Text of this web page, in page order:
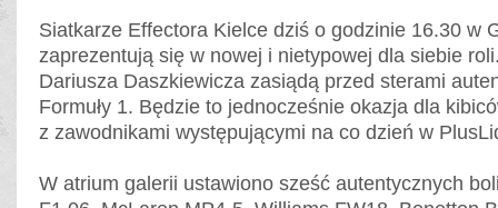
Siatkarze Effectora Kielce dziś o godzinie 16.30 w
zaprezentują się w nowej i nietypowej dla siebie
Dariusza Daszkiewicza zasiądą przed sterami
Formuły 1. Będzie to jednocześnie okazja dla
z zawodnikami występującymi na co dzień w
W atrium galerii ustawiono sześć autentycznych